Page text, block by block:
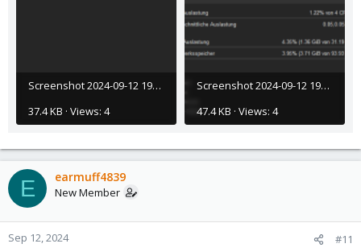
Screenshot 2024-09-12 194444.png
37.4 KB · Views: 4
Screenshot 2024-09-12 194354.png
47.4 KB · Views: 4
E earmuff4839
New Member
Sep 12, 2024 #11